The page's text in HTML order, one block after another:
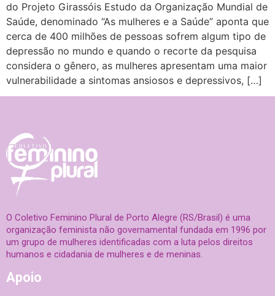
do Projeto Girassóis Estudo da Organização Mundial de
Saúde, denominado “As mulheres e a Saúde” aponta que
cerca de 400 milhões de pessoas sofrem algum tipo de
depressão no mundo e quando o recorte da pesquisa
considera o gênero, as mulheres apresentam uma maior
vulnerabilidade a sintomas ansiosos e depressivos, […]
O Coletivo Feminino Plural de Porto Alegre (RS/Brasil) é uma
organização feminista não governamental fundada em 1996 por
um grupo de mulheres identificadas com a luta pelos direitos
humanos e cidadania de mulheres e de meninas.
Apoio